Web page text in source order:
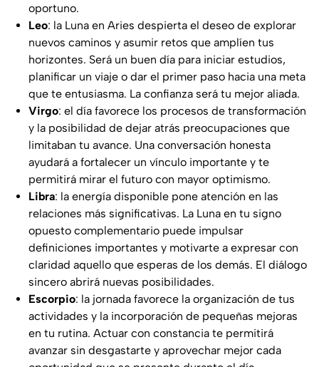
oportuno.
Leo: la Luna en Aries despierta el deseo de explorar
nuevos caminos y asumir retos que amplíen tus
horizontes. Será un buen día para iniciar estudios,
planificar un viaje o dar el primer paso hacia una meta
que te entusiasma. La confianza será tu mejor aliada.
Virgo: el día favorece los procesos de transformación
y la posibilidad de dejar atrás preocupaciones que
limitaban tu avance. Una conversación honesta
ayudará a fortalecer un vínculo importante y te
permitirá mirar el futuro con mayor optimismo.
Libra: la energía disponible pone atención en las
relaciones más significativas. La Luna en tu signo
opuesto complementario puede impulsar
definiciones importantes y motivarte a expresar con
claridad aquello que esperas de los demás. El diálogo
sincero abrirá nuevas posibilidades.
Escorpio: la jornada favorece la organización de tus
actividades y la incorporación de pequeñas mejoras
en tu rutina. Actuar con constancia te permitirá
avanzar sin desgastarte y aprovechar mejor cada